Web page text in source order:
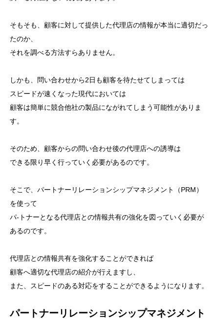
そもそも、顧客に対して提供した代理店の情報が本当に適切だっ
たのか、
それを調べる方法すらありません。
しかも、問い合わせから2日も顧客を待たせてしまっては
スピードが速くなった現代においては
顧客は簡単に競合他社の製品にながれてしまう可能性がありま
す。
そのため、顧客からの問い合わせ後の代理店への誘導は
できる限り早く行っていく必要があるのです。
そこで、パートナーリレーションシップマネジメント（PRM）
を使って
パ-トナーとなる代理店との情報共有の強化を図っていく必要が
あるのです。
代理店との情報共有を強化することができれば
顧客へ適切な代理店の紹介が行えますし、
また、スピードのある対応をすることができるようになります。
パートナーリレーションシップマネジメント